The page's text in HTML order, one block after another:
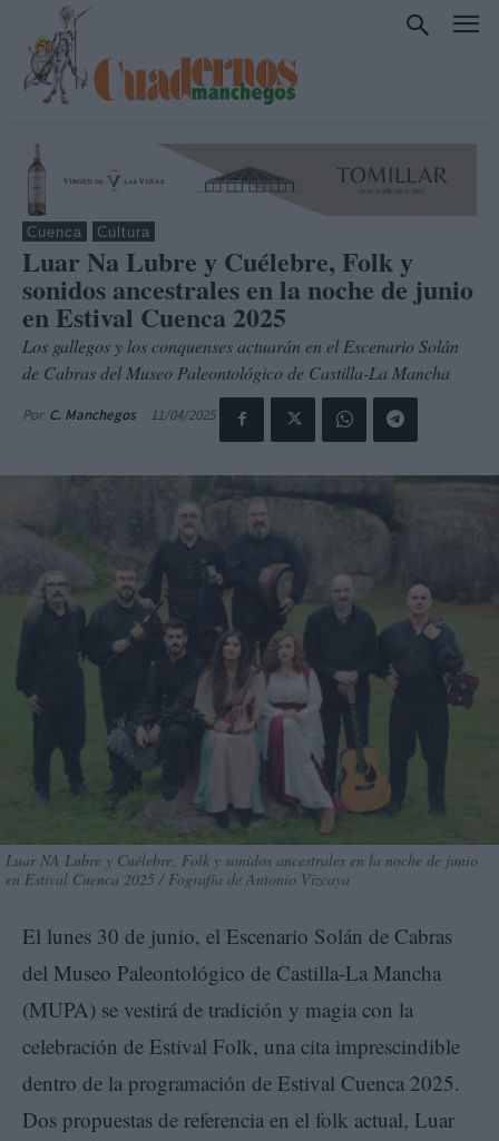
Cuenca Cultura
Luar Na Lubre y Cuélebre, Folk y
sonidos ancestrales en la noche de junio
en Estival Cuenca 2025
Los gallegos y los conquenses actuarán en el Escenario Solán
de Cabras del Museo Paleontológico de Castilla-La Mancha
Por C. Manchegos 11/04/2025
Luar NA Lubre y Cuélebre, Folk y sonidos ancestrales en la noche de junio
en Estival Cuenca 2025 / Fografía de Antonio Vizcaya
El lunes 30 de junio, el Escenario Solán de Cabras
del Museo Paleontológico de Castilla-La Mancha
(MUPA) se vestirá de tradición y magia con la
celebración de Estival Folk, una cita imprescindible
dentro de la programación de Estival Cuenca 2025.
Dos propuestas de referencia en el folk actual, Luar